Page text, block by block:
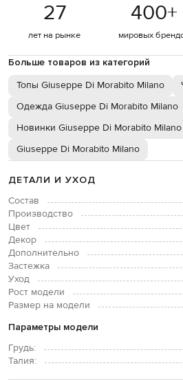
27
лет на рынке
400+
мировых
Больше товаров из категорий
Топы Giuseppe Di Morabito Milano
Одежда Giuseppe Di Morabito Milano
Новинки Giuseppe Di Morabito Milano
Giuseppe Di Morabito Milano
ДЕТАЛИ И УХОД
Состав
Производство
Цвет
Декор
Дополнительно
Застежка
Уход
Рост модели
Размер на модели
Параметры модели
Грудь:
Талия: